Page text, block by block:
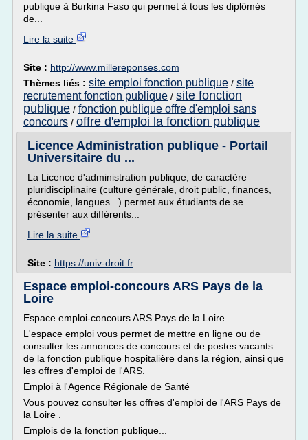
publique à Burkina Faso qui permet à tous les diplômés
de...
Lire la suite
Site : http://www.millereponses.com
Thèmes liés : site emploi fonction publique / site
recrutement fonction publique / site fonction
publique / fonction publique offre d'emploi sans
concours / offre d'emploi la fonction publique
Licence Administration publique - Portail
Universitaire du ...
La Licence d'administration publique, de caractère
pluridisciplinaire (culture générale, droit public, finances,
économie, langues...) permet aux étudiants de se
présenter aux différents...
Lire la suite
Site : https://univ-droit.fr
Espace emploi-concours ARS Pays de la
Loire
Espace emploi-concours ARS Pays de la Loire
L'espace emploi vous permet de mettre en ligne ou de
consulter les annonces de concours et de postes vacants
de la fonction publique hospitalière dans la région, ainsi que
les offres d'emploi de l'ARS.
Emploi à l'Agence Régionale de Santé
Vous pouvez consulter les offres d'emploi de l'ARS Pays de
la Loire .
Emplois de la fonction publique...